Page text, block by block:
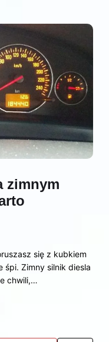
zimnym
się z kubkiem
śpi. Zimny silnik diesla
chwili,…